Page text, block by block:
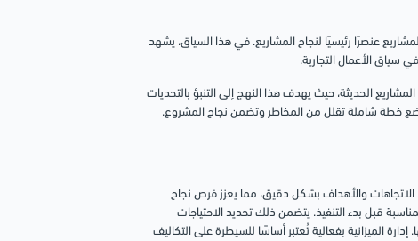
عنصرًا رئيسيًا لنجاح المشاريع. في هذا السياق، يشهد
سياق الأعمال التجارية.
الحديثة، حيث يهدف هذا النهج إلى التنبؤ بالتحديات
خطة شاملة تقلل من المخاطر وتضمن نجاح المشروع.
الاتجاهات والأهداف بشكل دقيق، مما يعزز فرص نجاح
قبل بدء التنفيذ. يتضمن ذلك تحديد الاحتياجات
الميزانية بفعالية تُعتبر أساسًا للسيطرة على التكاليف